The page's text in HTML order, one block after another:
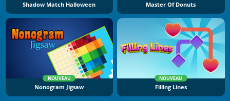
Shadow Match Halloween Master Of Donuts
NOUVEAU
Nonogram Jigsaw
NOUVEAU
Filling Lines